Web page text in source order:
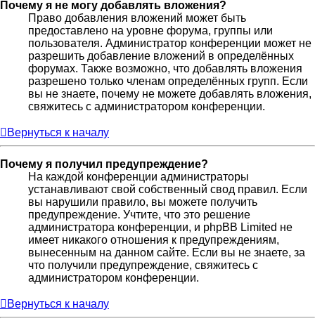
Почему я не могу добавлять вложения?
Право добавления вложений может быть
предоставлено на уровне форума, группы или
пользователя. Администратор конференции может не
разрешить добавление вложений в определённых
форумах. Также возможно, что добавлять вложения
разрешено только членам определённых групп. Если
вы не знаете, почему не можете добавлять вложения,
свяжитесь с администратором конференции.
Вернуться к началу
Почему я получил предупреждение?
На каждой конференции администраторы
устанавливают свой собственный свод правил. Если
вы нарушили правило, вы можете получить
предупреждение. Учтите, что это решение
администратора конференции, и phpBB Limited не
имеет никакого отношения к предупреждениям,
вынесенным на данном сайте. Если вы не знаете, за
что получили предупреждение, свяжитесь с
администратором конференции.
Вернуться к началу